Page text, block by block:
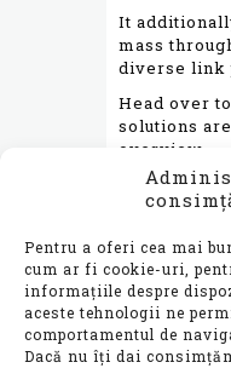
Pentru a oferi cea mai
cum ar fi cookie-uri,
informațiile despre
aceste tehnologii ne
comportamentul de
Dacă nu îți dai
It
mass
diverse link
Head over
solutions
overview.
RogerSop
iulie 25, 2024
The Hidden
Creator
Post A